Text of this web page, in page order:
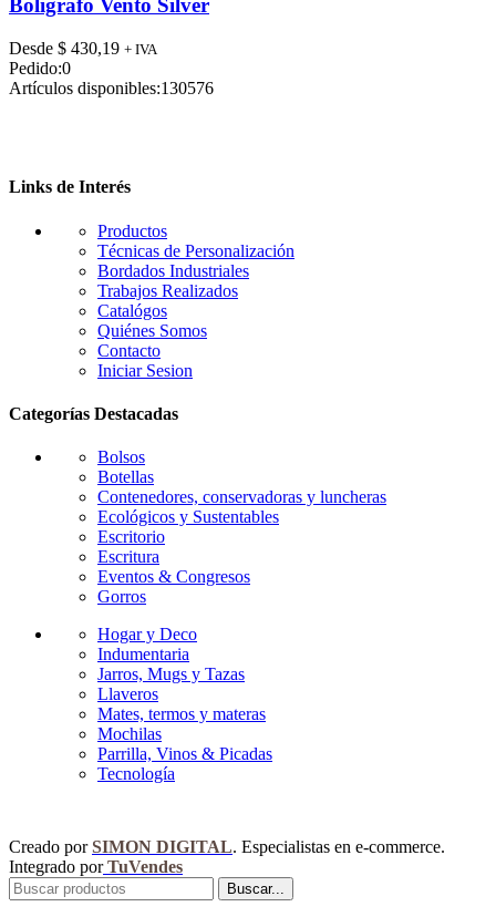
opciones
producto
Boligrafo Vento Silver
Desde $ 430,19 + IVA
Pedido:0
Artículos disponibles:130576
Links de Interés
Productos
Técnicas de Personalización
Bordados Industriales
Trabajos Realizados
Catalógos
Quiénes Somos
Contacto
Iniciar Sesion
Categorías Destacadas
Bolsos
Botellas
Contenedores, conservadoras y luncheras
Ecológicos y Sustentables
Escritorio
Escritura
Eventos & Congresos
Gorros
Hogar y Deco
Indumentaria
Jarros, Mugs y Tazas
Llaveros
Mates, termos y materas
Mochilas
Parrilla, Vinos & Picadas
Tecnología
Creado porSIMON DIGITAL. Especialistas en e-commerce.
Integrado porTuVendes
Buscar...